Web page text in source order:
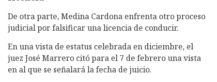
De otra parte, Medina Cardona enfrenta otro proceso
judicial por falsificar una licencia de conducir.
En una vista de estatus celebrada en diciembre, el
juez José Marrero citó para el 7 de febrero una vista
en al que se señalará la fecha de juicio.